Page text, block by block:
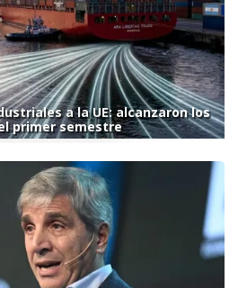
a la UE: alcanzaron los
primer semestre